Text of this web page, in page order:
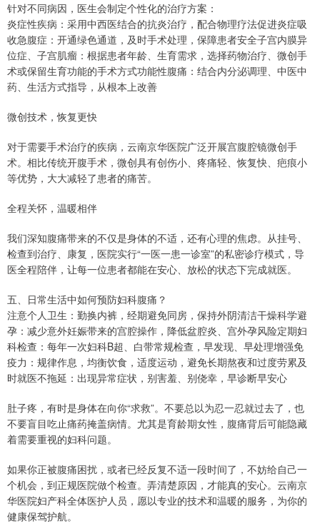
针对不同病因，医生会制定个性化的治疗方案：
炎症性疾病：采用中西医结合的抗炎治疗，配合物理疗法促进炎症吸
收急腹症：开通绿色通道，及时手术处理，保障患者安全子宫内膜异
位症、子宫肌瘤：根据患者年龄、生育需求，选择药物治疗、微创手
术或保留生育功能的手术方式功能性腹痛：结合内分泌调理、中医中
药、生活方式指导，从根本上改善
微创技术，恢复更快
对于需要手术治疗的疾病，云南京华医院广泛开展宫腹腔镜微创手
术。相比传统开腹手术，微创具有创伤小、疼痛轻、恢复快、疤痕小
等优势，大大减轻了患者的痛苦。
全程关怀，温暖相伴
我们深知腹痛带来的不仅是身体的不适，还有心理的焦虑。从挂号、
检查到治疗、康复，医院实行“一医一患一诊室”的私密诊疗模式，导
医全程陪伴，让每一位患者都能在安心、放松的状态下完成就医。
五、日常生活中如何预防妇科腹痛？
注意个人卫生：勤换内裤，经期避免同房，保持外阴清洁干燥科学避
孕：减少意外妊娠带来的宫腔操作，降低盆腔炎、宫外孕风险定期妇
科检查：每年一次妇科B超、白带常规检查，早发现、早处理增强免
疫力：规律作息，均衡饮食，适度运动，避免长期熬夜和过度劳累及
时就医不拖延：出现异常症状，别害羞、别侥幸，早诊断早安心
肚子疼，有时是身体在向你“求救”。不要总以为忍一忍就过去了，也
不要盲目吃止痛药掩盖病情。尤其是育龄期女性，腹痛背后可能隐藏
着需要重视的妇科问题。
如果你正被腹痛困扰，或者已经反复不适一段时间了，不妨给自己一
个机会，到正规医院做个检查。弄清楚原因，才能真的安心。云南京
华医院妇产科全体医护人员，愿以专业的技术和温暖的服务，为你的
健康保驾护航。